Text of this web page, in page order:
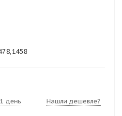
день Нашли дешевле?